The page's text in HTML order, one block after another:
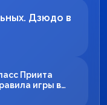
Дзюдо в
Приита
игры в